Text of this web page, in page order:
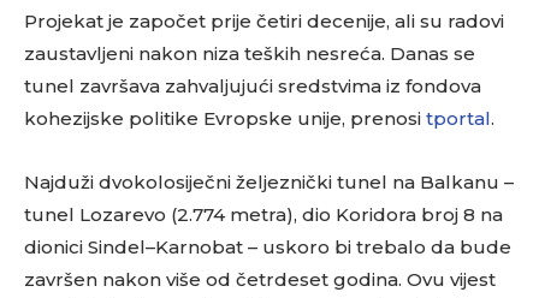
Projekat je započet prije četiri decenije, ali su radovi
zaustavljeni nakon niza teških nesreća. Danas se
tunel završava zahvaljujući sredstvima iz fondova
kohezijske politike Evropske unije, prenosi tportal.
Najduži dvokolosiječni željeznički tunel na Balkanu –
tunel Lozarevo (2.774 metra), dio Koridora broj 8 na
dionici Sindel–Karnobat – uskoro bi trebalo da bude
završen nakon više od četrdeset godina. Ovu vijest